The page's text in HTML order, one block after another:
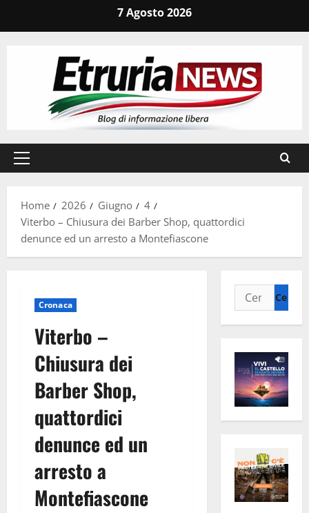
7 Agosto 2026
Menu
Home
2026 Giugno
4
Viterbo – Chiusura dei Barber Shop, quattordici
denunce ed un arresto a Montefiascone
Cronaca
Viterbo –
Chiusura dei
Barber Shop,
quattordici
denunce ed un
arresto a
Montefiascone
Ricerca
per: